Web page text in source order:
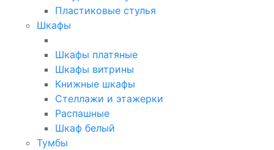
Пластиковые стулья
Шкафы
Шкафы платяные
Шкафы витрины
Книжные шкафы
Стеллажи и этажерки
Распашные
Шкаф белый
Тумбы